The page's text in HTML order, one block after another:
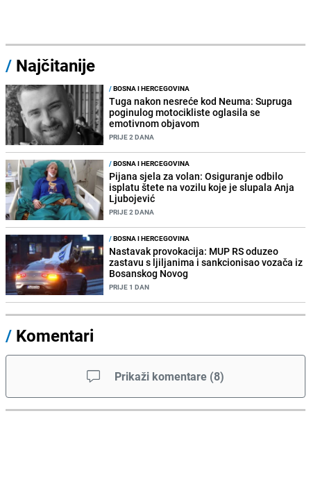
/ Najčitanije
/BOSNA I HERCEGOVINA
Tuga nakon nesreće kod Neuma: Supruga
poginulog motocikliste oglasila se
emotivnom objavom
PRIJE 2 DANA
/BOSNA I HERCEGOVINA
Pijana sjela za volan: Osiguranje odbilo
isplatu štete na vozilu koje je slupala Anja
Ljubojević
PRIJE 2 DANA
/BOSNA I HERCEGOVINA
Nastavak provokacija: MUP RS oduzeo
zastavu s ljiljanima i sankcionisao vozača iz
Bosanskog Novog
PRIJE 1 DAN
/ Komentari
Prikaži komentare (8)